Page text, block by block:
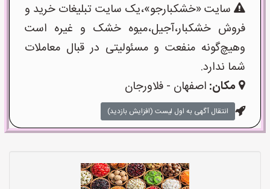
سایت «خشکبارجو»،یک سایت تبلیغات خرید و
فروش خشکبار،آجیل،میوه خشک و غیره است
وهیچ‌گونه منفعت و مسئولیتی در قبال معاملات
شما ندارد.
مکان: اصفهان - فلاورجان
انتقال آگهی به اول لیست (افزایش بازدید)